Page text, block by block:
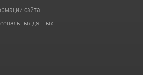
сайта
данных